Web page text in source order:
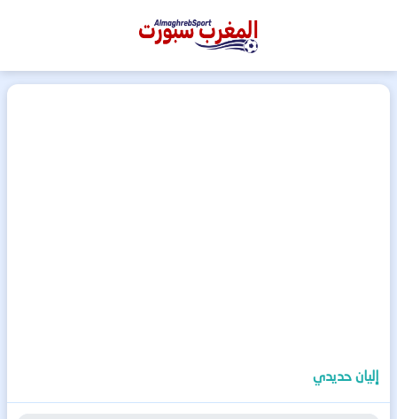
المغرب
إليان حديدي